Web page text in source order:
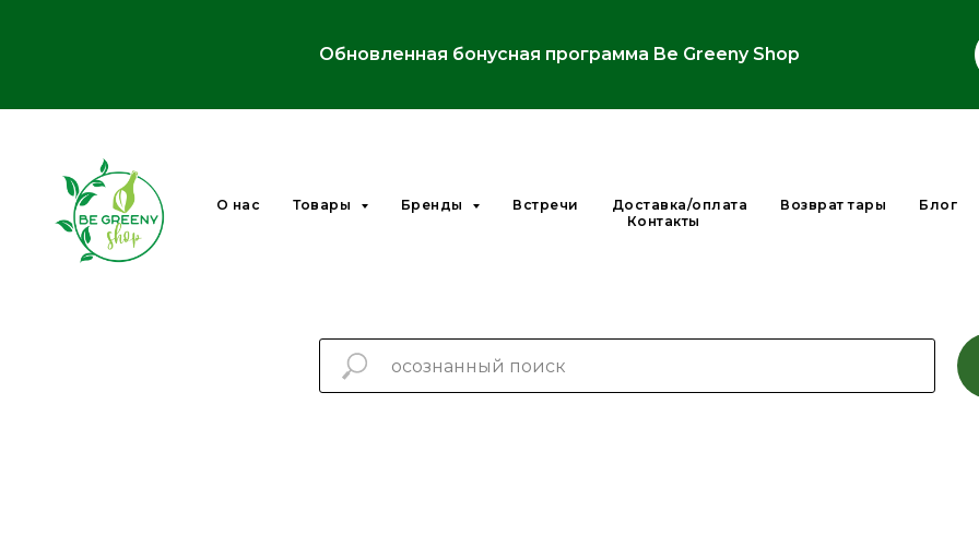
Обновленная бонусная программа Be Greeny Shop
О нас Товары Бренды Встречи Доставка/оплата Возврат тары
Блог
Контакты